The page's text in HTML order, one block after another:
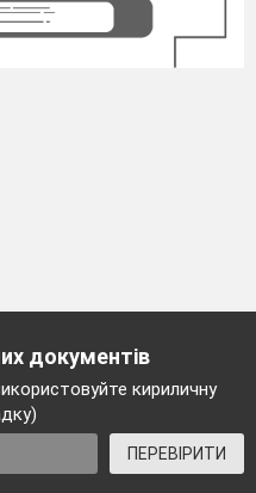
документів
кириличну
ПЕРЕВІРИТИ